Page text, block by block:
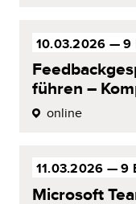
10.03.2026 —9
führen –
online
11.03.2026 —9
Microsoft